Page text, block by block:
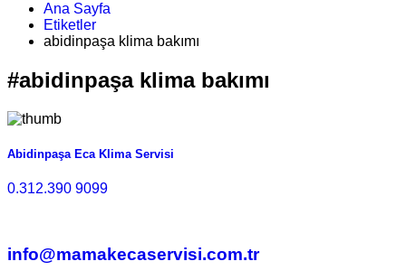
Ana Sayfa
Etiketler
abidinpaşa klima bakımı
#abidinpaşa klima bakımı
Abidinpaşa Eca Klima Servisi
0.312.390 9099
info@mamakecaservisi.com.tr